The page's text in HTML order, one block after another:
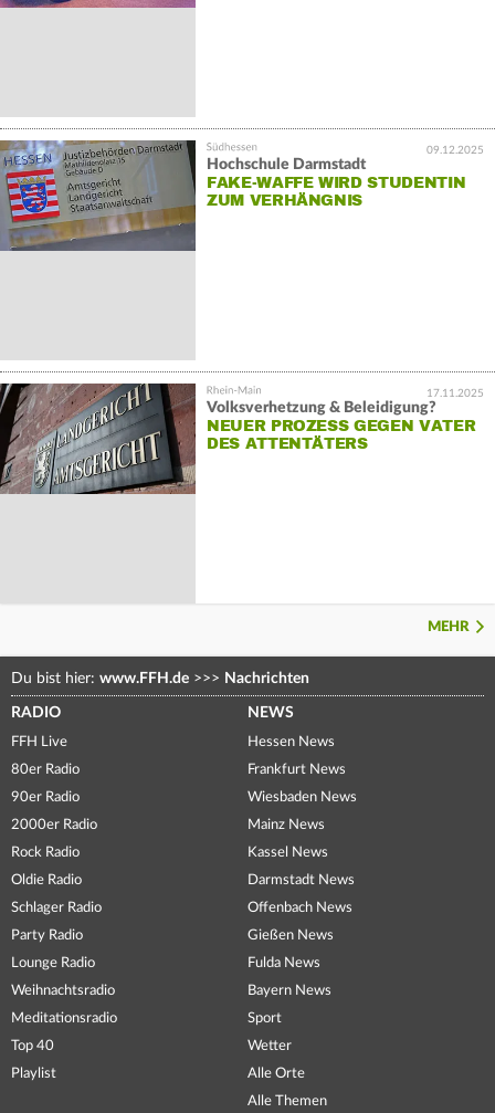
09.12.2025
Hochschule Darmstadt
FAKE-WAFFE WIRD STUDENTIN
ZUM VERHÄNGNIS
17.11.2025
Volksverhetzung & Beleidigung?
NEUER PROZESS GEGEN VATER
DES ATTENTÄTERS
MEHR
Du bist hier: www.FFH.de >>> Nachrichten
RADIO
FFH Live
80er Radio
90er Radio
2000er Radio
Rock Radio
Oldie Radio
Schlager Radio
Party Radio
Lounge Radio
Weihnachtsradio
Meditationsradio
Top 40
Playlist
NEWS
Hessen News
Frankfurt News
Wiesbaden News
Mainz News
Kassel News
Darmstadt News
Offenbach News
Gießen News
Fulda News
Bayern News
Sport
Wetter
Alle Orte
Alle Themen